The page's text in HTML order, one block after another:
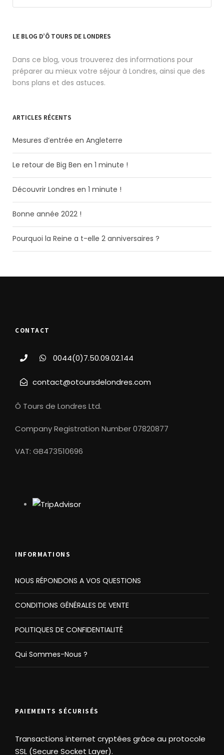
LE BLOG D’Ô TOURS DE LONDRES
Dans ce blog, vous trouverez des informations pour
préparer au mieux votre séjour à Londres, ainsi que des
bons plans et des astuces.
ARTICLES RÉCENTS
Mesures d’entrée en Angleterre
Le retour de Big Ben en 1 minute !
Découvrir Londres en 1 minute !
Bonne année 2022 !
Pourquoi la Reine a t-elle 2 anniversaires ?
CONTACT
0044(0)7.50.09.02.144
contact@otoursdelondres.com
Ô Tours de Londres Ltd.
Company Registration Number 07820877
VAT: GB473510696
INFORMATIONS
NOUS RÉPONDONS A VOS QUESTIONS
CONDITIONS GÉNÉRALES DE VENTE
POLITIQUES DE CONFIDENTIALITÉ
Qui Sommes-Nous ?
PAIEMENTS SÉCURISÉS
Transactions internet cryptées grâce au protocole
SSL (Secure Socket Layer).